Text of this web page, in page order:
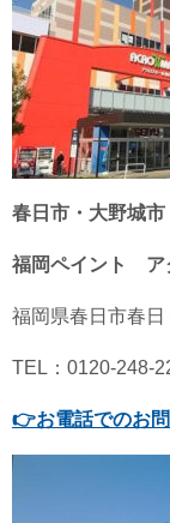
春日市・大野城
福岡ペイント ア
福岡県春日市春日
TEL：0120-248-
👉お電話でのお